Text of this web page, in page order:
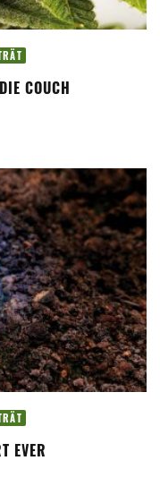
COUCH
EVER